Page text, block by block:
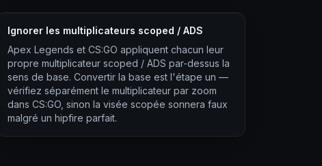
Ignorer les multiplicateurs scoped / ADS
Apex Legends et CS:GO appliquent chacun leur
propre multiplicateur scoped / ADS par-dessus la
sens de base. Convertir la base est l'étape un —
vérifiez séparément le multiplicateur par zoom
dans CS:GO, sinon la visée scopée sonnera faux
malgré un hipfire parfait.